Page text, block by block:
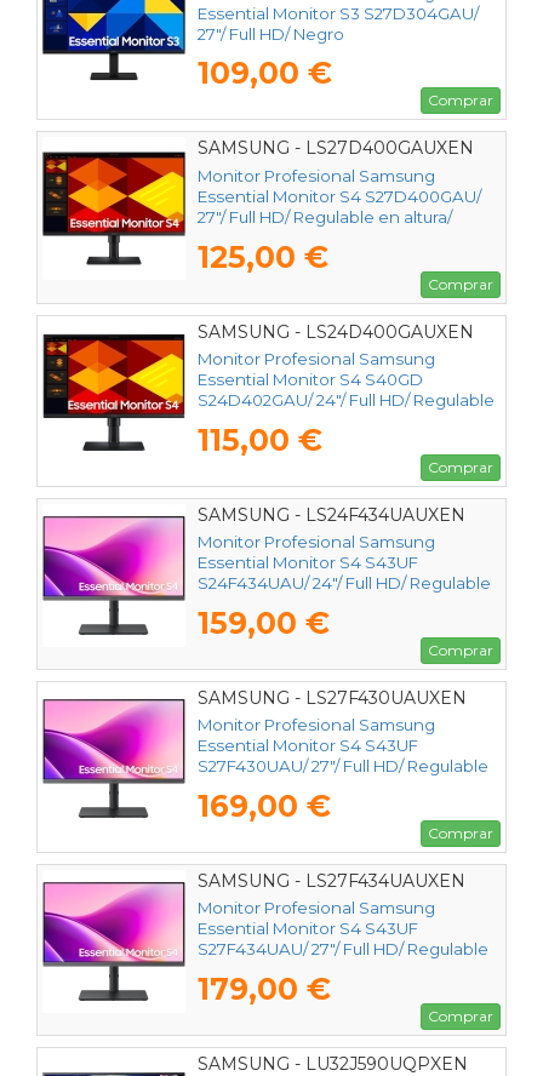
Essential Monitor S3 S27D304GAU/
27"/ Full HD/ Negro
109,00 €
Comprar
SAMSUNG - LS27D400GAUXEN
Monitor Profesional Samsung
Essential Monitor S4 S27D400GAU/
27"/ Full HD/ Regulable en altura/
125,00 €
Comprar
SAMSUNG - LS24D400GAUXEN
Monitor Profesional Samsung
Essential Monitor S4 S40GD
S24D402GAU/ 24"/ Full HD/ Regulable
115,00 €
Comprar
SAMSUNG - LS24F434UAUXEN
Monitor Profesional Samsung
Essential Monitor S4 S43UF
S24F434UAU/ 24"/ Full HD/ Regulable
159,00 €
Comprar
SAMSUNG - LS27F430UAUXEN
Monitor Profesional Samsung
Essential Monitor S4 S43UF
S27F430UAU/ 27"/ Full HD/ Regulable
169,00 €
Comprar
SAMSUNG - LS27F434UAUXEN
Monitor Profesional Samsung
Essential Monitor S4 S43UF
S27F434UAU/ 27"/ Full HD/ Regulable
179,00 €
Comprar
SAMSUNG - LU32J590UQPXEN